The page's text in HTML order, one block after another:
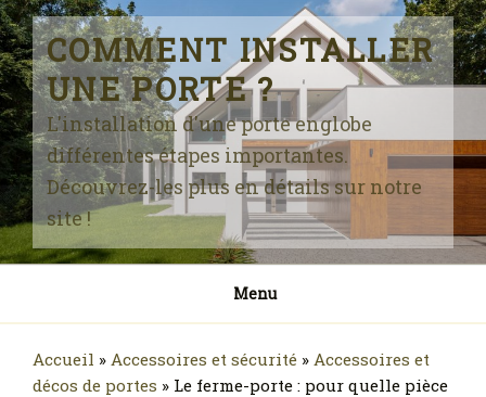
Skip
to
contentCOMMENT INSTALLER
UNE PORTE ?
L'installation d'une porte englobe
différentes étapes importantes.
Découvrez-les plus en détails sur notre
site !
Menu
Accueil » Accessoires et sécurité » Accessoires et
décos de portes » Le ferme-porte : pour quelle pièce